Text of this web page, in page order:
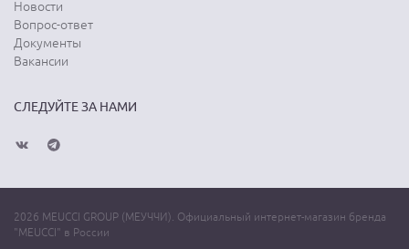
Новости
Вопрос-ответ
Документы
Вакансии
СЛЕДУЙТЕ ЗА НАМИ
2026 MEUCCI GROUP (МЕУЧЧИ). Официальный интернет-магазин бренда
"MEUCCI" в России